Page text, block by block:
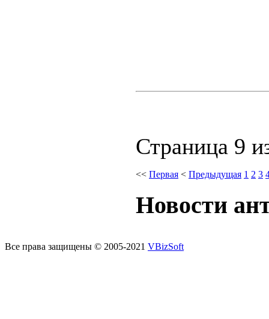
Страница 9
<< Первая < Предыдущая 1 2 3
Новости
Все права защищены © 2005-2021 VBizSoft